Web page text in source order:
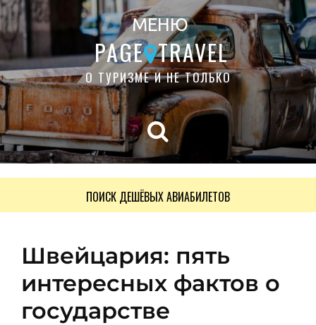
МЕНЮ
PAGE TRAVEL
О ТУРИЗМЕ И НЕ ТОЛЬКО
ПОИСК ДЕШЁВЫХ АВИАБИЛЕТОВ
Швейцария: пять
интересных фактов о
государстве